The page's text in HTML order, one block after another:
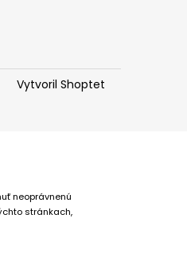
Vytvoril Shoptet
neoprávnenú
stránkach,